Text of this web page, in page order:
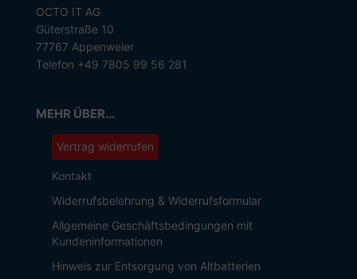
OCTO IT AG
Güterstraße 10
77767 Appenweier
Telefon +49 7805 99 56 281
MEHR ÜBER...
Vertrag widerrufen
Kontakt
Widerrufsbelehrung & Widerrufsformular
Allgemeine Geschäftsbedingungen mit
Kundeninformationen
Hinweis zur Entsorgung von Altbatterien